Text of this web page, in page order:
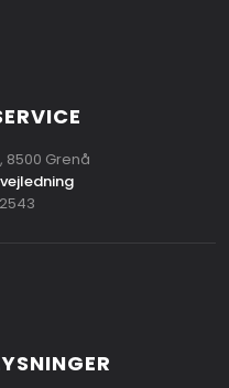
8500 Grenå